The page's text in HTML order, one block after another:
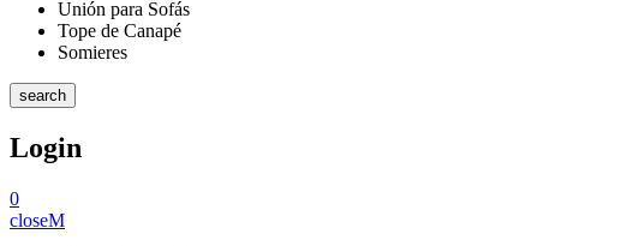
Unión para Sofás
Tope de Canapé
Somieres
search
Login
0
close